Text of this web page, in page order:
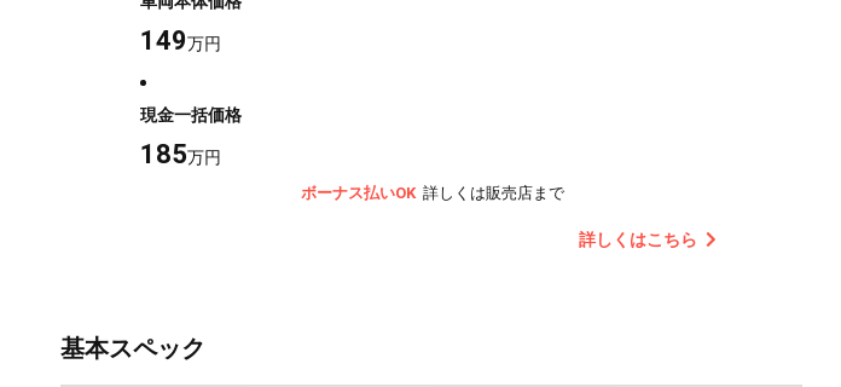
149万円
現金一括価格
185万円
ボーナス払いOK 詳しくは販売店まで
詳しくはこちら
基本スペック